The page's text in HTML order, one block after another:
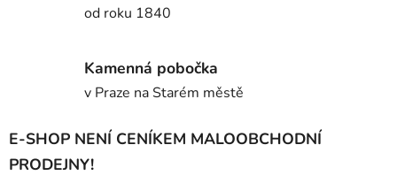
od roku 1840
Kamenná pobočka
v Praze na Starém městě
E-SHOP NENÍ CENÍKEM MALOOBCHODNÍ
PRODEJNY!